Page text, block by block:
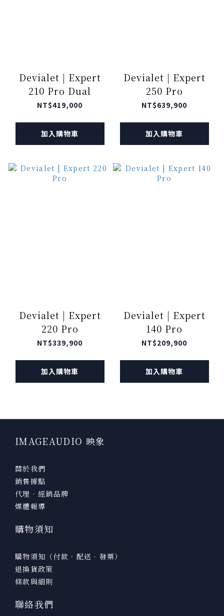
Devialet | Expert
210 Pro Dual
NT$419,000
加入購物車
Devialet | Expert
250 Pro
NT$639,900
加入購物車
Devialet | Expert
220 Pro
NT$339,900
加入購物車
Devialet | Expert
140 Pro
NT$209,900
加入購物車
IMAGEAUDIO 映象
關於我們
銷售據點
代理．經銷品牌
媒體報導
購物須知
購物須知（付款．配送．發票）
退換貨政策
條款與細則
聯絡我們